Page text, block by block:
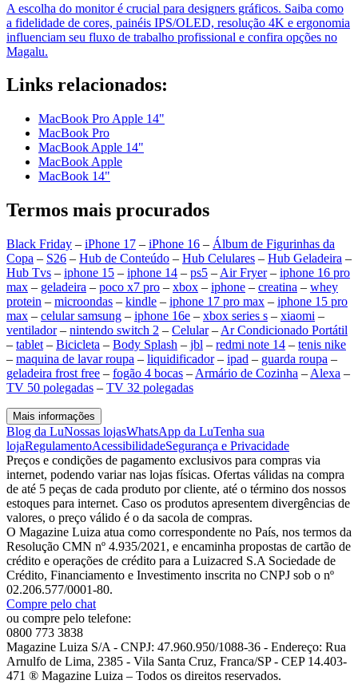
A escolha do monitor é crucial para designers gráficos. Saiba como
a fidelidade de cores, painéis IPS/OLED, resolução 4K e ergonomia
influenciam seu fluxo de trabalho profissional e confira opções no
Magalu.
Links relacionados:
MacBook Pro Apple 14"
MacBook Pro
MacBook Apple 14"
MacBook Apple
MacBook 14"
Termos mais procurados
Black Friday – iPhone 17 – iPhone 16 – Álbum de Figurinhas da
Copa – S26 – Hub de Conteúdo – Hub Celulares – Hub Geladeira –
Hub Tvs – iphone 15 – iphone 14 – ps5 – Air Fryer– iphone 16 pro
max – geladeira – poco x7 pro – xbox – iphone – creatina – whey
protein – microondas – kindle – iphone 17 pro max – iphone 15 pro
max – celular samsung – iphone 16e – xbox series s – xiaomi –
ventilador– nintendo switch 2 – Celular– Ar Condicionado Portátil
– tablet – Bicicleta – Body Splash – jbl – redmi note 14 – tenis nike
– maquina de lavar roupa – liquidificador– ipad – guarda roupa –
geladeira frost free – fogão 4 bocas – Armário de Cozinha – Alexa –
TV 50 polegadas – TV 32 polegadas
Mais informações
Blog da LuNossas lojasWhatsApp da LuTenha sua
lojaRegulamentoAcessibilidadeSegurança e Privacidade
Preços e condições de pagamento exclusivos para compras via
internet, podendo variar nas lojas físicas. Ofertas válidas na compra
de até 5 peças de cada produto por cliente, até o término dos nossos
estoques para internet. Caso os produtos apresentem divergências de
valores, o preço válido é o da sacola de compras.
O Magazine Luiza atua como correspondente no País, nos termos da
Resolução CMN nº 4.935/2021, e encaminha propostas de cartão de
crédito e operações de crédito para a Luizacred S.A Sociedade de
Crédito, Financiamento e Investimento inscrita no CNPJ sob o nº
02.206.577/0001-80.
Compre pelo chat
ou compre pelo telefone:
0800 773 3838
Magazine Luiza S/A - CNPJ: 47.960.950/1088-36 - Endereço: Rua
Arnulfo de Lima, 2385 - Vila Santa Cruz, Franca/SP - CEP 14.403-
471 ® Magazine Luiza – Todos os direitos reservados.